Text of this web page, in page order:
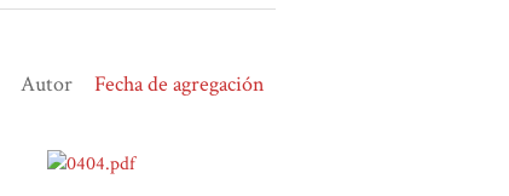
Autor Fecha de agregación